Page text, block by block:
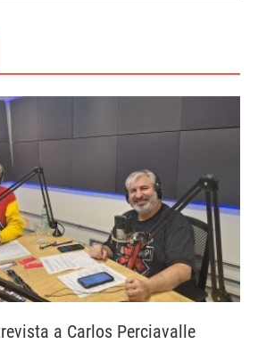
a Carlos Perciavalle